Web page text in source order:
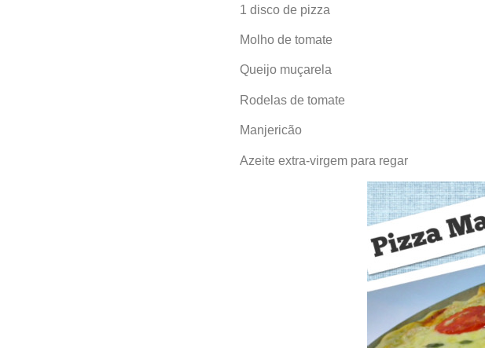
1 disco de pizza
Molho de tomate
Queijo muçarela
Rodelas de tomate
Manjericão
Azeite extra-virgem para regar